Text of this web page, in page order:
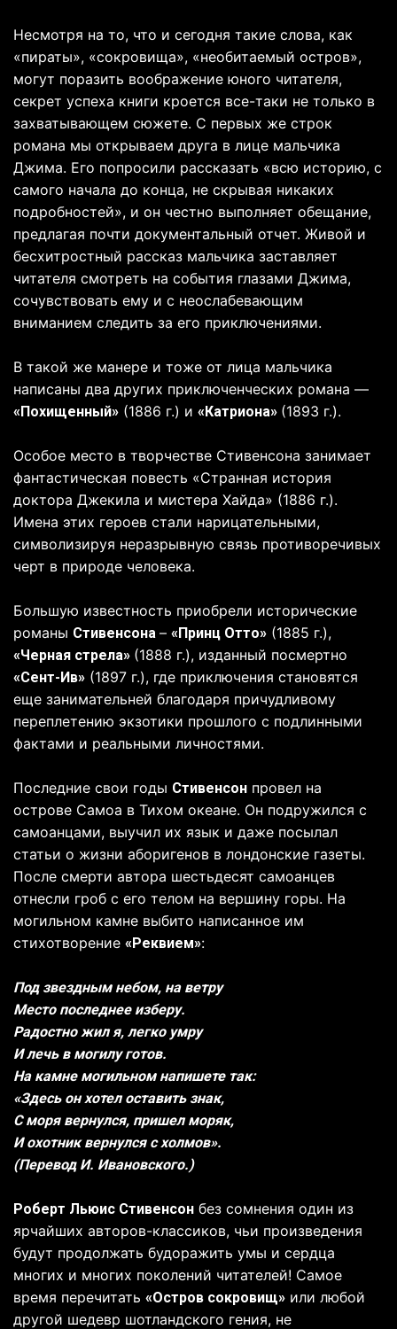
Несмотря на то, что и сегодня такие слова, как
«пираты», «сокровища», «необитаемый остров»,
могут поразить воображение юного читателя,
секрет успеха книги кроется все-таки не только в
захватывающем сюжете. С первых же строк
романа мы открываем друга в лице мальчика
Джима. Его попросили рассказать «всю историю, с
самого начала до конца, не скрывая никаких
подробностей», и он честно выполняет обещание,
предлагая почти документальный отчет. Живой и
бесхитростный рассказ мальчика заставляет
читателя смотреть на события глазами Джима,
сочувствовать ему и с неослабевающим
вниманием следить за его приключениями.
В такой же манере и тоже от лица мальчика
написаны два других приключенческих романа —
«Похищенный» (1886 г.) и «Катриона» (1893 г.).
Особое место в творчестве Стивенсона занимает
фантастическая повесть «Странная история
доктора Джекила и мистера Хайда» (1886 г.).
Имена этих героев стали нарицательными,
символизируя неразрывную связь противоречивых
черт в природе человека.
Большую известность приобрели исторические
романы Стивенсона – «Принц Отто» (1885 г.),
«Черная стрела» (1888 г.), изданный посмертно
«Сент-Ив» (1897 г.), где приключения становятся
еще занимательней благодаря причудливому
переплетению экзотики прошлого с подлинными
фактами и реальными личностями.
Последние свои годы Стивенсон провел на
острове Самоа в Тихом океане. Он подружился с
самоанцами, выучил их язык и даже посылал
статьи о жизни аборигенов в лондонские газеты.
После смерти автора шестьдесят самоанцев
отнесли гроб с его телом на вершину горы. На
могильном камне выбито написанное им
стихотворение «Реквием»:
Под звездным небом, на ветру
Место последнее изберу.
Радостно жил я, легко умру
И лечь в могилу готов.
На камне могильном напишете так:
«Здесь он хотел оставить знак,
С моря вернулся, пришел моряк,
И охотник вернулся с холмов».
(Перевод И. Ивановского.)
Роберт Льюис Стивенсон без сомнения один из
ярчайших авторов-классиков, чьи произведения
будут продолжать будоражить умы и сердца
многих и многих поколений читателей! Самое
время перечитать «Остров сокровищ» или любой
другой шедевр шотландского гения, не